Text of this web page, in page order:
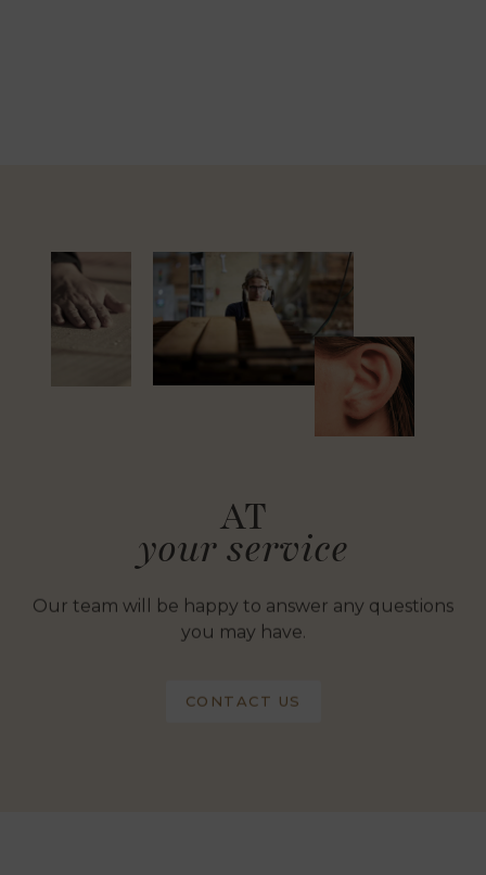
AT
your service
Our team will be happy to answer any questions
you may have.
CONTACT US